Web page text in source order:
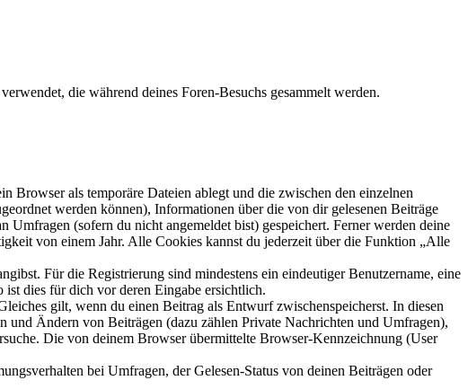
die während deines Foren-Besuchs gesammelt werden.
Browser als temporäre Dateien ablegt und die zwischen den einzelnen
werden können), Informationen über die von dir gelesenen Beiträge
(sofern du nicht angemeldet bist) gespeichert. Ferner werden deine
von einem Jahr. Alle Cookies kannst du jederzeit über die Funktion „Alle
Für die Registrierung sind mindestens ein eindeutiger Benutzername, eine
dies für dich vor deren Eingabe ersichtlich.
gilt, wenn du einen Beitrag als Entwurf zwischenspeicherst. In diesen
Ändern von Beiträgen (dazu zählen Private Nachrichten und Umfragen),
Die von deinem Browser übermittelte Browser-Kennzeichnung (User
bei Umfragen, der Gelesen-Status von deinen Beiträgen oder